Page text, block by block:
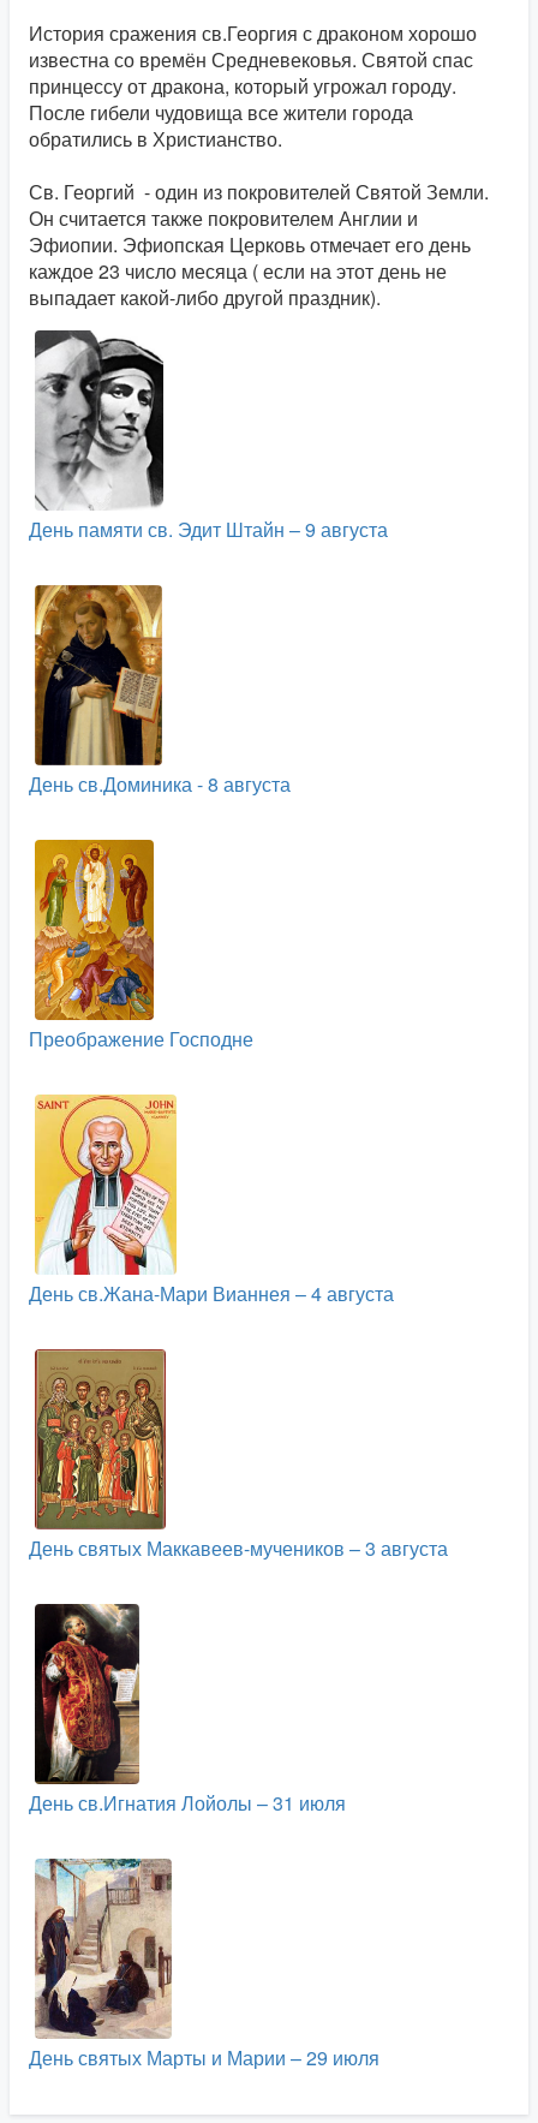
История сражения св.Георгия с драконом хорошо
известна со времён Средневековья. Святой спас
принцессу от дракона, который угрожал городу.
После гибели чудовища все жители города
обратились в Христианство.
Св. Георгий - один из покровителей Святой Земли.
Он считается также покровителем Англии и
Эфиопии. Эфиопская Церковь отмечает его день
каждое 23 число месяца ( если на этот день не
выпадает какой-либо другой праздник).
День памяти св. Эдит Штайн – 9 августа
День св.Доминика - 8 августа
Преображение Господне
День св.Жана-Мари Вианнея – 4 августа
День святых Маккавеев-мучеников – 3 августа
День св.Игнатия Лойолы – 31 июля
День святых Марты и Марии – 29 июля